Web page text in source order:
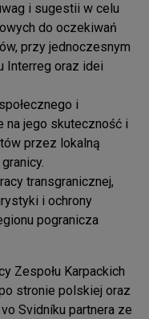
i sugestii w celu
do oczekiwań
przy jednoczesnym
Interreg oraz idei
i
na jego skuteczność i
przez lokalną
transgranicznej,
i ochrony
pogranicza
Zespołu Karpackich
stronie polskiej oraz
Svidníku partnera ze